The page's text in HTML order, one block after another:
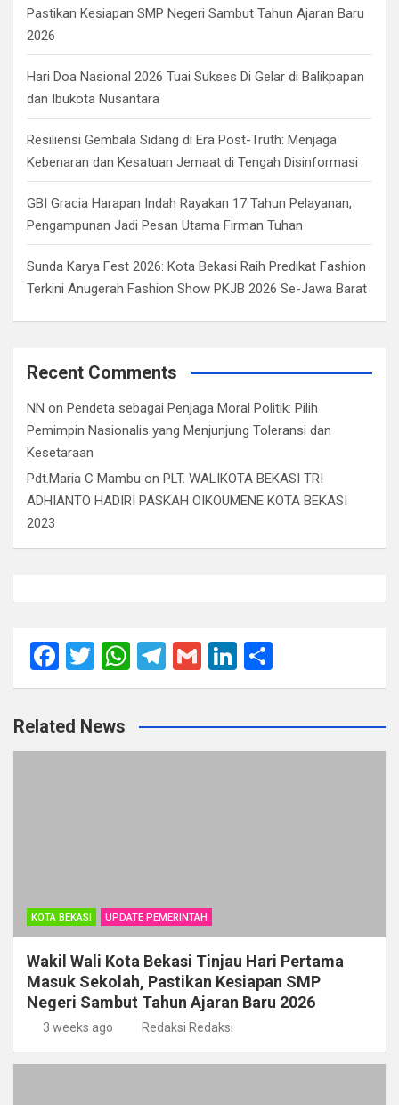
Pastikan Kesiapan SMP Negeri Sambut Tahun Ajaran Baru
2026
Hari Doa Nasional 2026 Tuai Sukses Di Gelar di Balikpapan
dan Ibukota Nusantara
Resiliensi Gembala Sidang di Era Post-Truth: Menjaga
Kebenaran dan Kesatuan Jemaat di Tengah Disinformasi
GBI Gracia Harapan Indah Rayakan 17 Tahun Pelayanan,
Pengampunan Jadi Pesan Utama Firman Tuhan
Sunda Karya Fest 2026: Kota Bekasi Raih Predikat Fashion
Terkini Anugerah Fashion Show PKJB 2026 Se-Jawa Barat
Recent Comments
NN on Pendeta sebagai Penjaga Moral Politik: Pilih
Pemimpin Nasionalis yang Menjunjung Toleransi dan
Kesetaraan
Pdt.Maria C Mambu on PLT. WALIKOTA BEKASI TRI
ADHIANTO HADIRI PASKAH OIKOUMENE KOTA BEKASI
2023
F
a
ce
b
T
wi
er
W
h
T
el
G
m
Li
n
h
Related News
KOTA BEKASI UPDATE PEMERINTAH
Wakil Wali Kota Bekasi Tinjau Hari Pertama
Masuk Sekolah, Pastikan Kesiapan SMP
Negeri Sambut Tahun Ajaran Baru 2026
3 weeks ago Redaksi Redaksi